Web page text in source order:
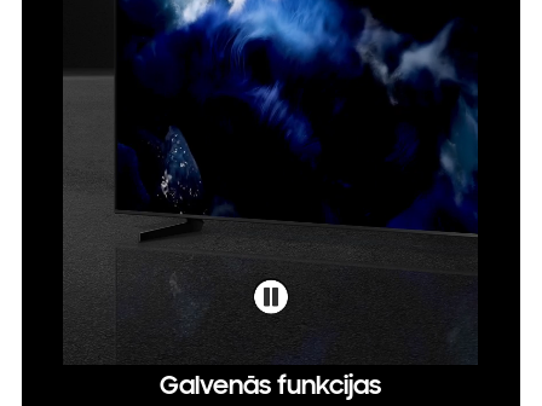
Galvenās funkcijas